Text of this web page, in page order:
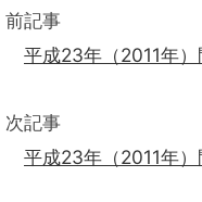
前記事
平成23年（2011年
次記事
平成23年（2011年